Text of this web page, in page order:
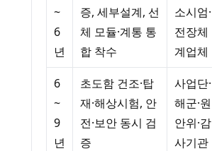
~
6
년
증, 세부설계, 선
체 모듈·계통 통
합 착수
소시엄·
전장체
계업체
6
~
9
년
초도함 건조·탑
재·해상시험, 안
전·보안 동시 검
증
사업단·
해군·원
안위·감
사기관